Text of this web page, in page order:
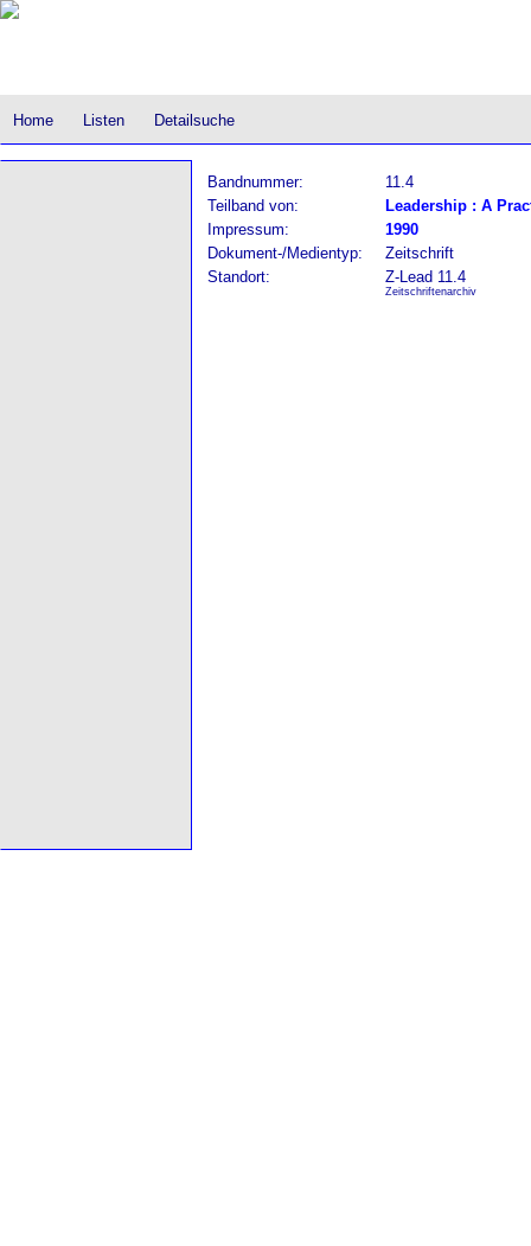
Home Listen Detailsuche
Bandnummer:
11.4
Teilband von:
Leadership : A
Impressum:
1990
Dokument-/Medientyp:
Zeitschrift
Standort:
Z-Lead 11.4
Zeitschriftenarchiv